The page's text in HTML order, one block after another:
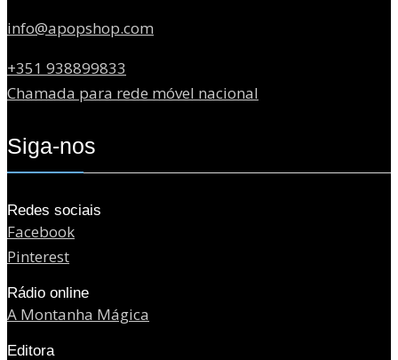
info@apopshop.com
+351 938899833
Chamada para rede móvel nacional
Siga-nos
Redes sociais
Facebook
Pinterest
Rádio online
A Montanha Mágica
Editora